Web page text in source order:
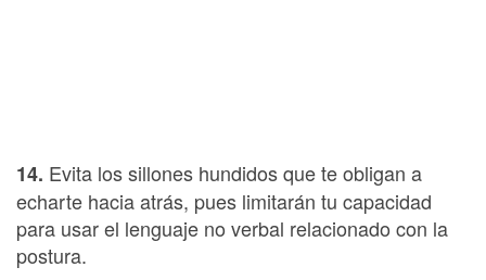
14. Evita los sillones hundidos que te obligan a
echarte hacia atrás, pues limitarán tu capacidad
para usar el lenguaje no verbal relacionado con la
postura.